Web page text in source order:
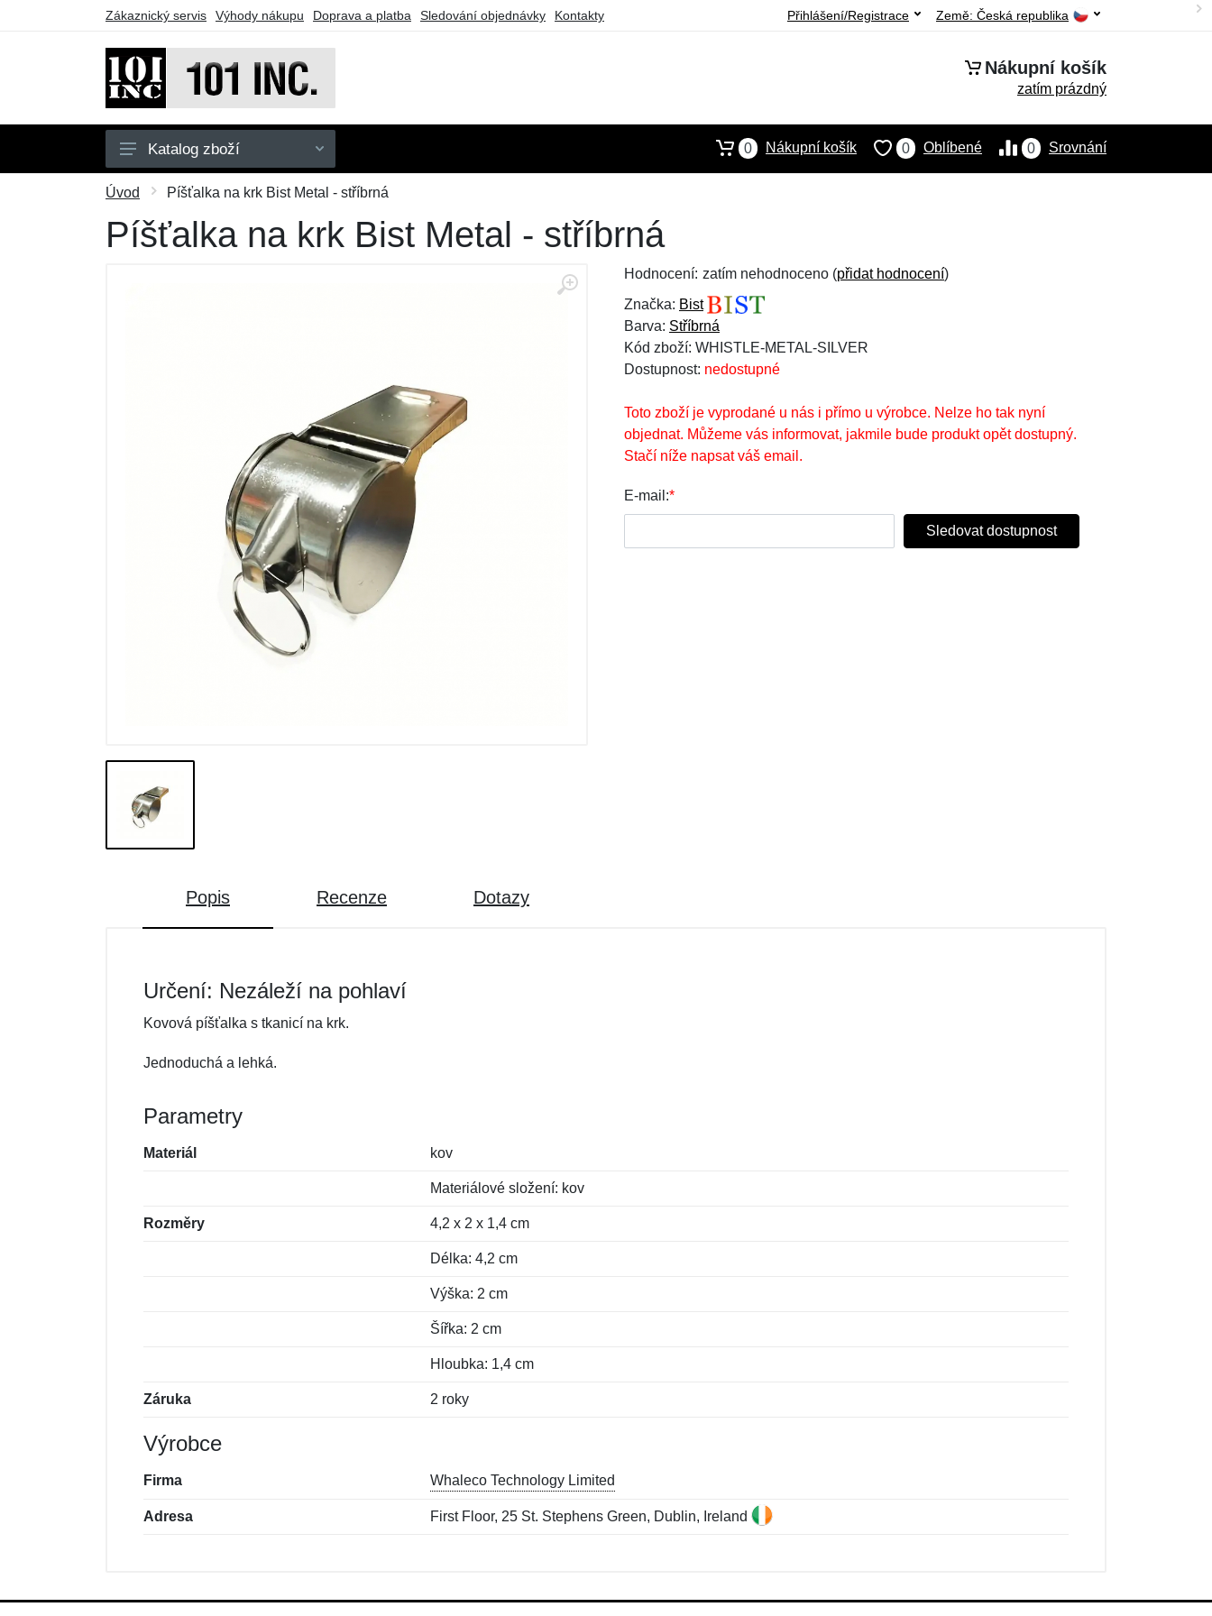
Zákaznický servis Výhody nákupu Doprava a platba Sledování objednávky Kontakty Země: Česká republika
Přihlášení/Registrace
Nákupní košík
zatím prázdný
Pánské
Dětské
Katalog zboží 0 Srovnání
0 Oblíbené
0 Nákupní košík
Úvod Píšťalka na krk Bist Metal - stříbrná
Píšťalka na krk Bist Metal - stříbrná
Hodnocení: zatím nehodnoceno (přidat hodnocení)
Značka: Bist
Barva: Stříbrná
Kód zboží: WHISTLE-METAL-SILVER
Dostupnost: nedostupné
Toto zboží je vyprodané u nás i přímo u výrobce. Nelze ho tak nyní
objednat. Můžeme vás informovat, jakmile bude produkt opět dostupný.
Stačí níže napsat váš email.
E-mail:*
Sledovat dostupnost
Popis Recenze Dotazy
Určení: Nezáleží na pohlaví
Kovová píšťalka s tkanicí na krk.
Jednoduchá a lehká.
Parametry
Materiál kov
Materiálové složení: kov
Rozměry 4,2 x 2 x 1,4 cm
Délka: 4,2 cm
Výška: 2 cm
Šířka: 2 cm
Hloubka: 1,4 cm
Záruka 2 roky
Výrobce
Firma Whaleco Technology Limited
Adresa First Floor, 25 St. Stephens Green, Dublin, Ireland